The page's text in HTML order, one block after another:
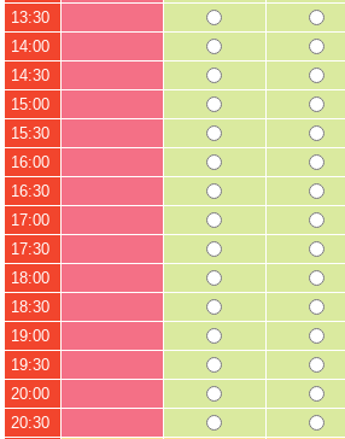
13:30
14:00
14:30
15:00
15:30
16:00
16:30
17:00
17:30
18:00
18:30
19:00
19:30
20:00
20:30